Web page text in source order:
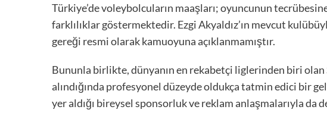
Türkiye’de voleybolcuların maaşları; oyuncunun
farklılıklar göstermektedir. Ezgi Akyaldız’ın mevcut
gereği resmi olarak kamuoyuna açıklanmamıştır.
Bununla birlikte, dünyanın en rekabetçi liglerinden biri olan
alındığında profesyonel düzeyde oldukça tatmin edici bir
yer aldığı bireysel sponsorluk ve reklam anlaşmalarıyla da